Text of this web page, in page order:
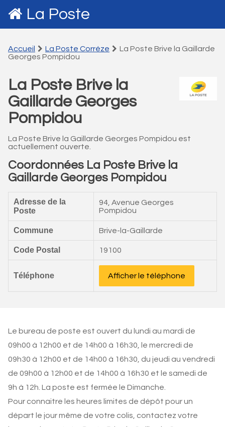
La Poste
Accueil La Poste Corréze
La Poste Brive la Gaillarde
Georges Pompidou
La Poste Brive la
Gaillarde Georges
Pompidou
La Poste Brive la Gaillarde Georges Pompidou est
actuellement ouverte.
Coordonnées La Poste Brive la
Gaillarde Georges Pompidou
Adresse de la
Poste
94, Avenue Georges
Pompidou
Commune Brive-la-Gaillarde
Code Postal 19100
Téléphone Afficher le téléphone
Le bureau de poste est ouvert du lundi au mardi de
09h00 à 12h00 et de 14h00 à 16h30, le mercredi de
09h30 à 12h00 et de 14h00 à 16h30, du jeudi au vendredi
de 09h00 à 12h00 et de 14h00 à 16h30 et le samedi de
9h à 12h. La poste est fermée le Dimanche.
Pour connaitre les heures limites de dépôt pour un
départ le jour même de votre colis, contactez votre